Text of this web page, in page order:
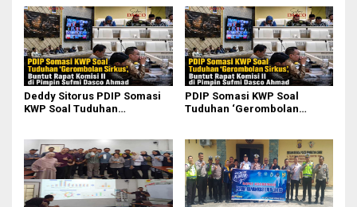
Deddy Sitorus PDIP Somasi
KWP Soal Tuduhan
Sufmi Dasco Ahmad
PDIP Somasi KWP Soal
Tuduhan ‘Gerombolan
Ahmad